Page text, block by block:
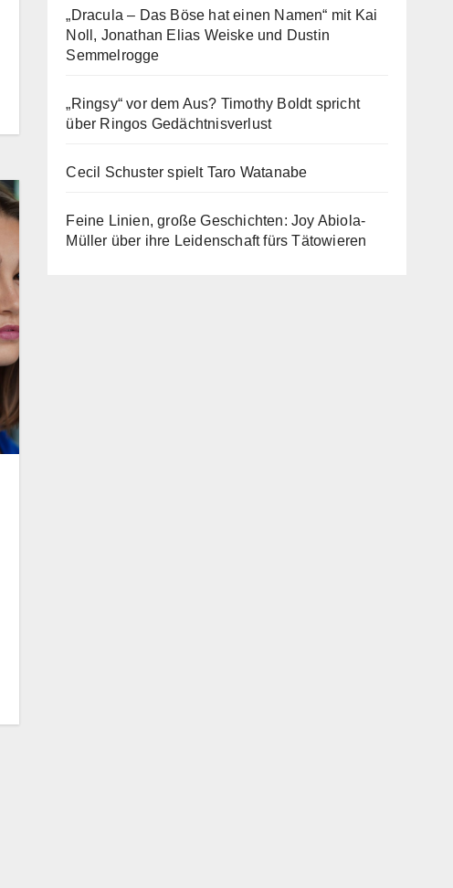
„Dracula – Das Böse hat einen Namen“ mit Kai
Noll, Jonathan Elias Weiske und Dustin
Semmelrogge
„Ringsy“ vor dem Aus? Timothy Boldt spricht
über Ringos Gedächtnisverlust
Cecil Schuster spielt Taro Watanabe
Feine Linien, große Geschichten: Joy Abiola-
Müller über ihre Leidenschaft fürs Tätowieren